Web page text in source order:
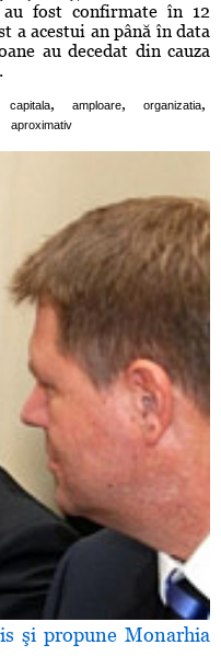
fost confirmate în 12
a acestui an până în data
au decedat din cauza
capitala, amploare, organizatia,
aproximativ
şi propune Monarhia